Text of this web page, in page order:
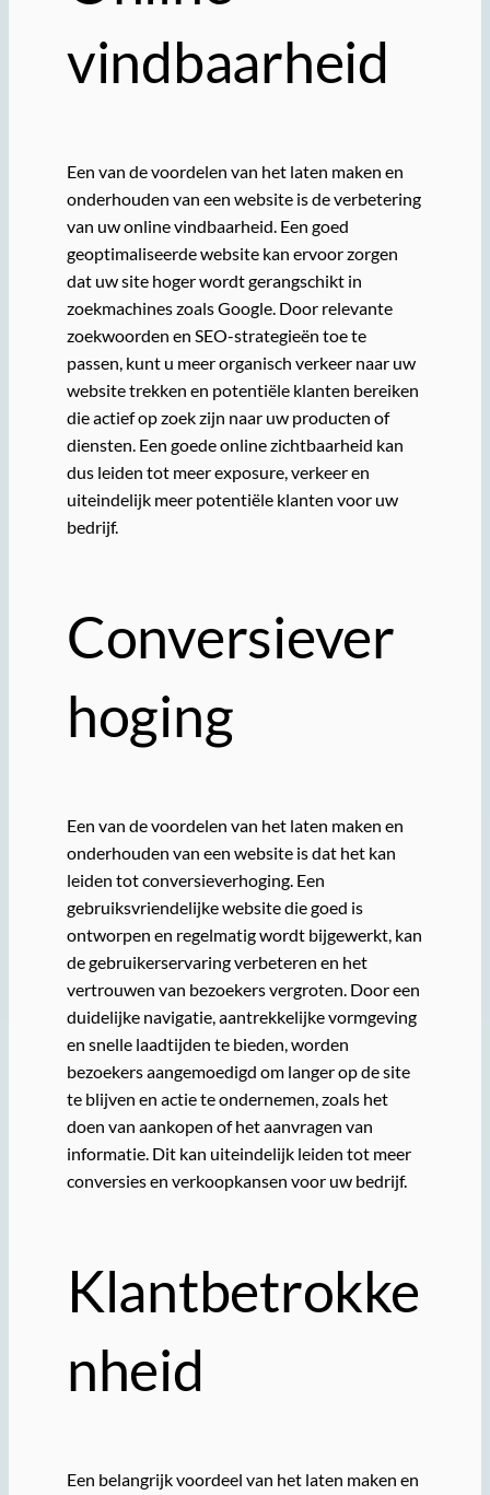
vindbaarheid
Een van de voordelen van het laten maken en
onderhouden van een website is de verbetering
van uw online vindbaarheid. Een goed
geoptimaliseerde website kan ervoor zorgen
dat uw site hoger wordt gerangschikt in
zoekmachines zoals Google. Door relevante
zoekwoorden en SEO-strategieën toe te
passen, kunt u meer organisch verkeer naar uw
website trekken en potentiële klanten bereiken
die actief op zoek zijn naar uw producten of
diensten. Een goede online zichtbaarheid kan
dus leiden tot meer exposure, verkeer en
uiteindelijk meer potentiële klanten voor uw
bedrijf.
Conversiever
hoging
Een van de voordelen van het laten maken en
onderhouden van een website is dat het kan
leiden tot conversieverhoging. Een
gebruiksvriendelijke website die goed is
ontworpen en regelmatig wordt bijgewerkt, kan
de gebruikerservaring verbeteren en het
vertrouwen van bezoekers vergroten. Door een
duidelijke navigatie, aantrekkelijke vormgeving
en snelle laadtijden te bieden, worden
bezoekers aangemoedigd om langer op de site
te blijven en actie te ondernemen, zoals het
doen van aankopen of het aanvragen van
informatie. Dit kan uiteindelijk leiden tot meer
conversies en verkoopkansen voor uw bedrijf.
Klantbetrokke
nheid
Een belangrijk voordeel van het laten maken en